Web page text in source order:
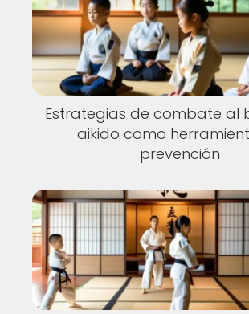
Estrategias de combate al
aikido como
prevención